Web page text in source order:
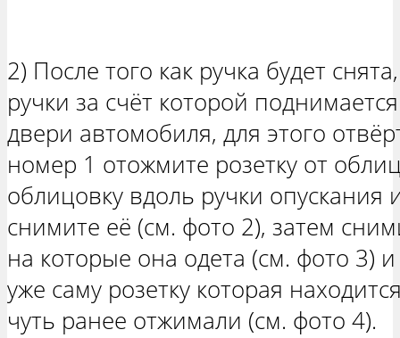
2) После того как ручка будет
ручки за счёт которой
двери автомобиля, для этого
номер 1 отожмите розетку от
облицовку вдоль ручки опускания
снимите её (см. фото 2), затем
на которые она одета (см. фото 3)
уже саму розетку которая
чуть ранее отжимали (см. фото 4).